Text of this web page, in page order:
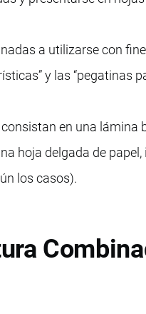
a utilizarse con
y las “pegatinas
en una lámina
hoja delgada de
los casos).